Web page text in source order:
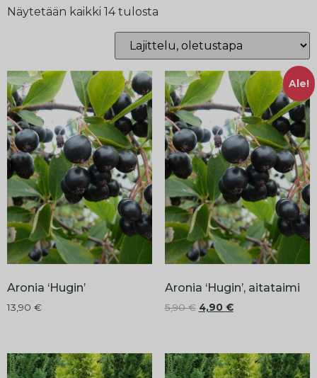
Näytetään kaikki 14 tulosta
Aronia ‘Hugin’
13,90 €
Ale!
Aronia ‘Hugin’, aitataimi
5,90€ 4,90 €